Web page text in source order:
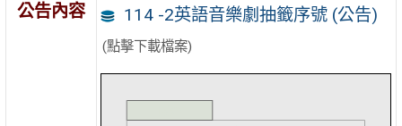
公告內容
114 -2英語音樂劇抽籤序號 (公告)
(點擊下載檔案)